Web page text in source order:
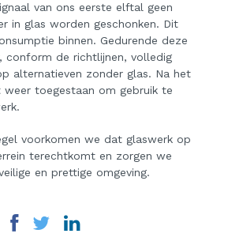
van ons eerste elftal geen
in glas worden geschonken. Dit
binnen. Gedurende deze
conform de richtlijnen, volledig
alternatieven zonder glas. Na het
weer toegestaan om gebruik te
voorkomen we dat glaswerk op
terechtkomt en zorgen we
en prettige omgeving.